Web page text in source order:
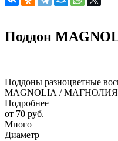
Поддон
Поддоны разноцветные
MAGNOLIА /
Подробнее
от 70 руб.
Много
Диаметр